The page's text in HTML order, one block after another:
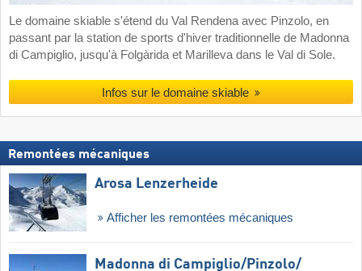
Le domaine skiable s'étend du Val Rendena avec Pinzolo, en
passant par la station de sports d'hiver traditionnelle de Madonna
di Campiglio, jusqu'à Folgàrida et Marilleva dans le Val di Sole.
Infos sur le domaine skiable
Remontées mécaniques
Arosa Lenzerheide
Afficher les remontées mécaniques
Madonna di Campiglio/​Pinzolo/​